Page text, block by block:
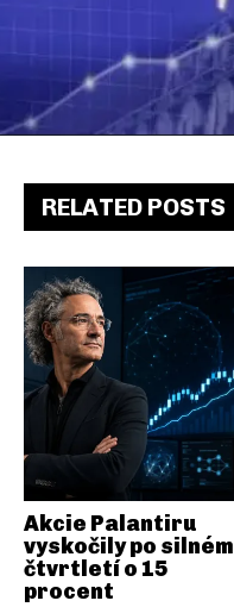
RELATED POSTS
Akcie Palantiru
vyskočily po silném
čtvrtletí o 15
procent